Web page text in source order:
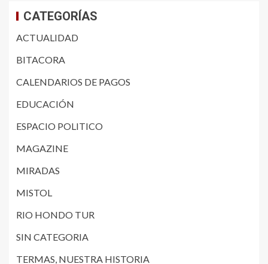
CATEGORÍAS
ACTUALIDAD
BITACORA
CALENDARIOS DE PAGOS
EDUCACIÓN
ESPACIO POLITICO
MAGAZINE
MIRADAS
MISTOL
RIO HONDO TUR
SIN CATEGORIA
TERMAS, NUESTRA HISTORIA